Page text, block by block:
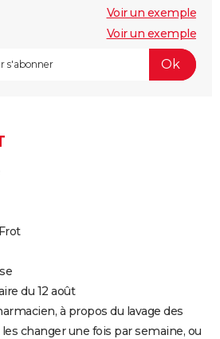
Voir un exemple
Voir un exemple
du 12 août
à propos du lavage des
les changer une fois par semaine, ou